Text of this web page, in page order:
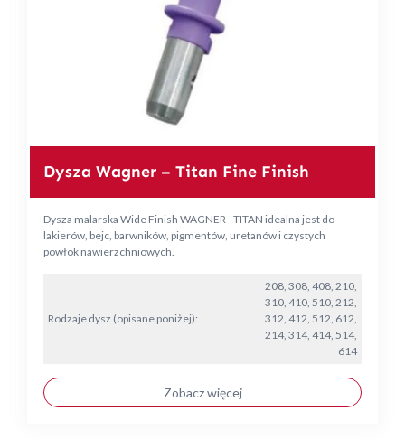
Dysza Wagner – Titan Fine Finish
Dysza malarska Wide Finish WAGNER - TITAN idealna jest do
lakierów, bejc, barwników, pigmentów, uretanów i czystych
powłok nawierzchniowych.
Rodzaje dysz (opisane poniżej):
208, 308, 408, 210,
310, 410, 510, 212,
312, 412, 512, 612,
214, 314, 414, 514,
614
Zobacz więcej